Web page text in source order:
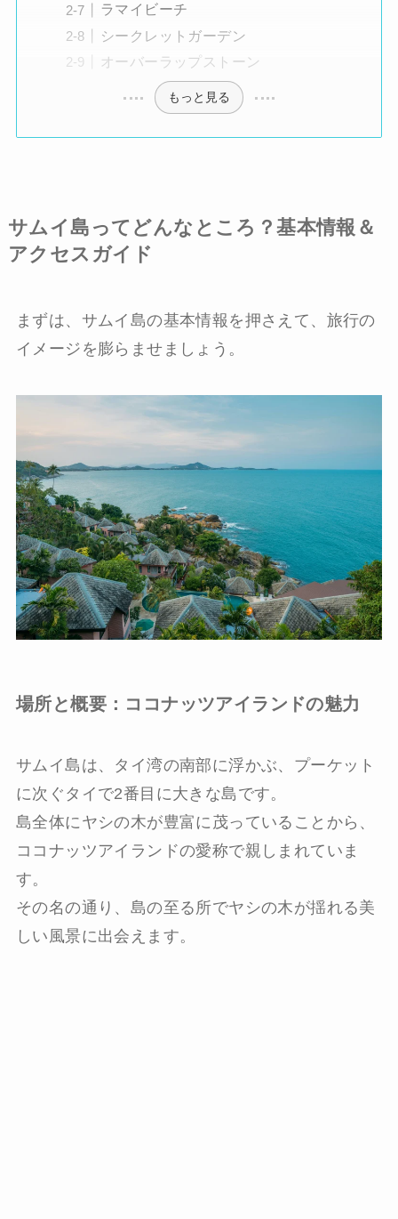
ラマイビーチ
シークレットガーデン
オーバーラップストーン
もっと見る
サムイ島ってどんなところ？基本情報＆
アクセスガイド
まずは、サムイ島の基本情報を押さえて、旅行の
イメージを膨らませましょう。
場所と概要：ココナッツアイランドの魅力
サムイ島は、タイ湾の南部に浮かぶ、プーケット
に次ぐタイで2番目に大きな島です。
島全体にヤシの木が豊富に茂っていることから、
ココナッツアイランドの愛称で親しまれていま
す。
その名の通り、島の至る所でヤシの木が揺れる美
しい風景に出会えます。